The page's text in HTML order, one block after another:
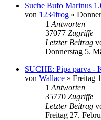
Suche Bufo Marinus
von 1234frog »
1 Antworten
37077 Zugriffe
Letzter Beitrag
Donnerstag 5.
SUCHE: Pipa parva -
von Wallace » Freitag
1 Antworten
35770 Zugriffe
Letzter Beitrag
Freitag 27.